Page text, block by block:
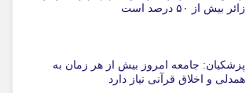
زائر بیش از ۵۰ درصد است
پزشکیان: جامعه امروز بیش از هر زمان به
همدلی و اخلاق قرآنی نیاز دارد